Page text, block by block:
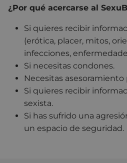
¿Por qué acercarse al
Si quieres recibir
(erótica, placer, mitos,
infecciones,
Si necesitas condones.
Necesitas asesoramiento
Si quieres recibir
sexista.
Si has sufrido una
un espacio de seguridad.